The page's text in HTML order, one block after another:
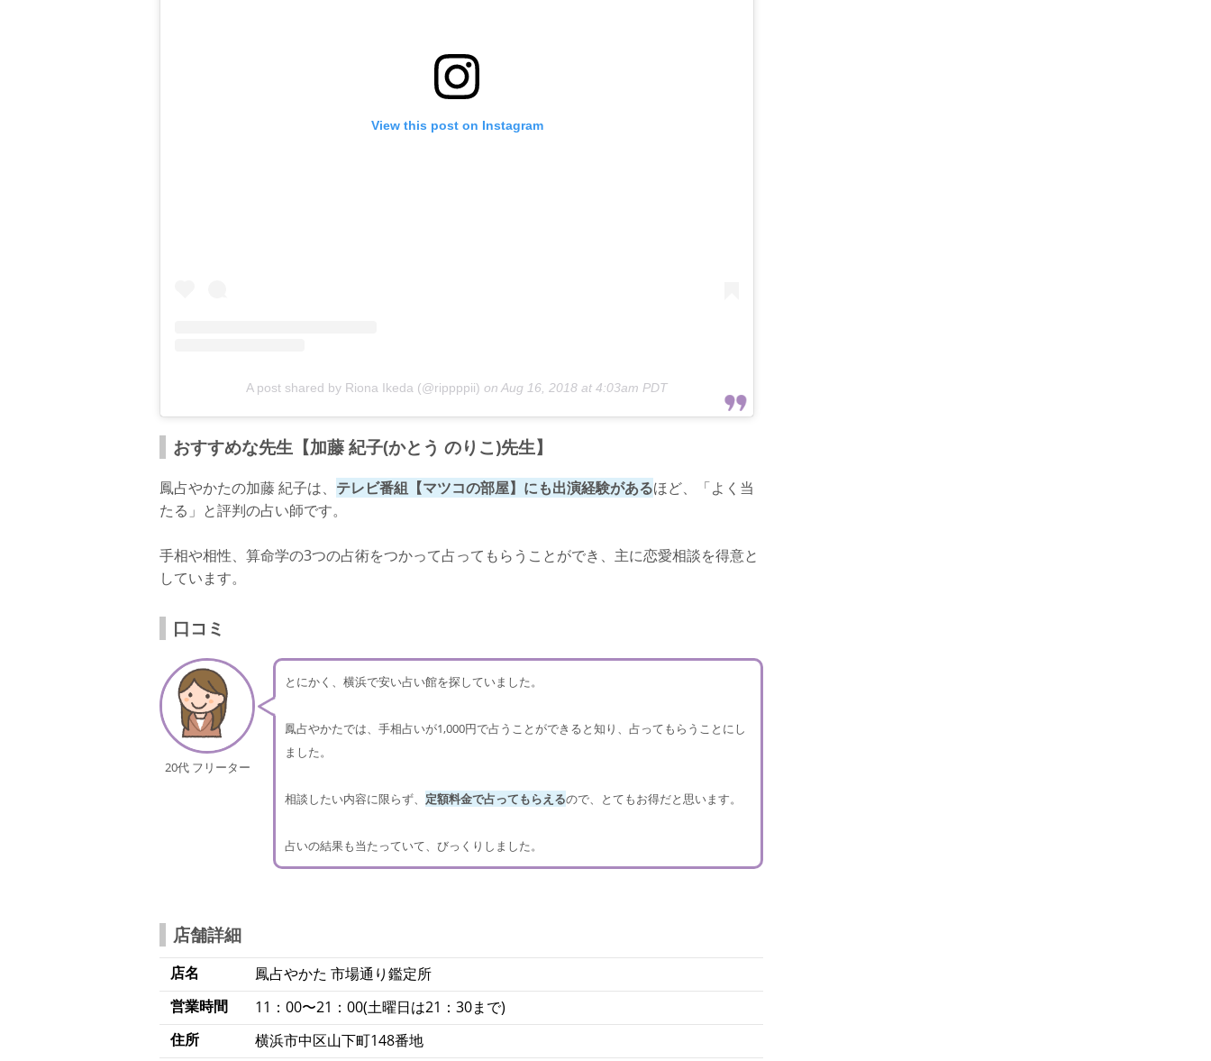
View this post on Instagram
A post shared by Riona Ikeda (@rippppii) on Aug 16, 2018 at 4:03am PDT
おすすめな先生【加藤 紀子(かとう のりこ)先生】
鳳占やかたの加藤 紀子は、 テレビ番組【マツコの部屋】にも出演経験があるほど、「よく当
たる」と評判の占い師です。
手相や相性、算命学の3つの占術をつかって占ってもらうことができ、主に恋愛相談を得意と
しています。
口コミ
20代 フリーター
とにかく、横浜で安い占い館を探していました。
鳳占やかたでは、手相占いが1,000円で占うことができると知り、占ってもらうことにし
ました。
相談したい内容に限らず、 定額料金で占ってもらえるので、とてもお得だと思います。
占いの結果も当たっていて、びっくりしました。
店舗詳細
店名
鳳占やかた 市場通り鑑定所
営業時間
11：00〜21：00(土曜日は21：30まで)
住所
横浜市中区山下町148番地